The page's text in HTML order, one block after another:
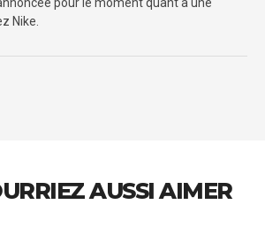
Nike.
AUSSI AIMER